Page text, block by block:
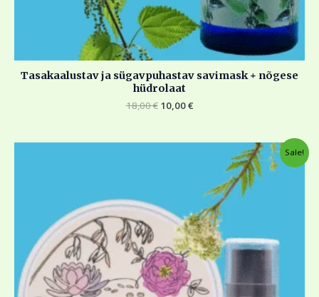
Tasakaalustav ja sügavpuhastav savimask + nõgese
hüdrolaat
18,00€ 10,00€
Sale!
10,00 €.